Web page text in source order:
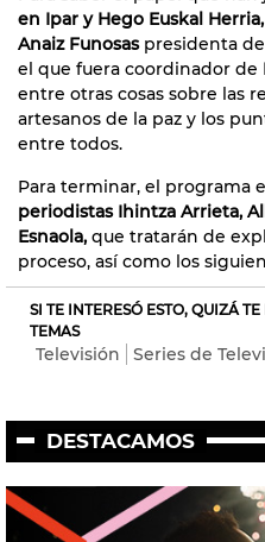
en Ipar y Hego Euskal Herria,
Anaiz Funosaspresidenta de
el que fuera coordinador de
entre otras cosas sobre las
artesanos de la paz y los
entre todos.
Para terminar, el programa
periodistas Ihintza Arrieta,
Esnaola, que tratarán de
proceso, así como los
SI TE INTERESÓ ESTO, QUIZÁ
TEMAS
Televisión Series de
DESTACAMOS